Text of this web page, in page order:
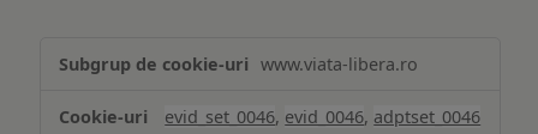
www.viata-libera.ro
evid_set_0046, evid_0046, adptset_0046